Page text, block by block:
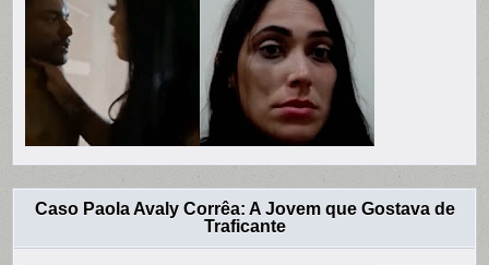
Caso Paola Avaly Corrêa: A Jovem que Gostava de
Traficante